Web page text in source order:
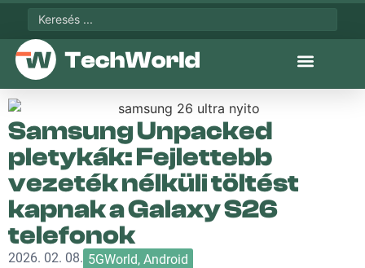
Samsung Unpacked
pletykák: Fejlettebb
vezeték nélküli töltést
kapnak a Galaxy S26
telefonok
2026. 02. 08. 5GWorld, Android